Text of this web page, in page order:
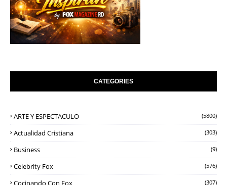
CATEGORIES
ARTE Y ESPECTACULO (5800)
Actualidad Cristiana (303)
Business (9)
Celebrity Fox (576)
Cocinando Con Fox (307)